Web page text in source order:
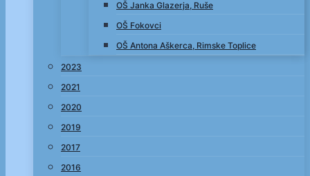
OŠ Janka Glazerja, Ruše
OŠ Fokovci
OŠ Antona Aškerca, Rimske Toplice
2023
2021
2020
2019
2017
2016